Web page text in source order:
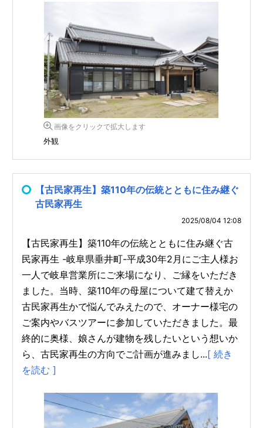
画像をクリックで拡大します
外観
【古民家再生】築110年の伝統とともに住み継ぐ
古民家再生
2025/08/04 12:08
【古民家再生】築110年の伝統とともに住み継ぐ古
民家再生 -岐阜県垂井町-平成30年2月にご主人様お
一人で岐阜営業所にご来場になり、ご縁をいただき
ました。当時、築110年の母屋について建て替えか
古民家再生かで悩んでみえたので、オーナー様宅の
ご案内やバスツアーに参加していただきました。最
終的に奥様、娘さんが建物を残したいという想いか
ら、古民家再生の方向でご計画が進みまし...[ 続き
を読む ]